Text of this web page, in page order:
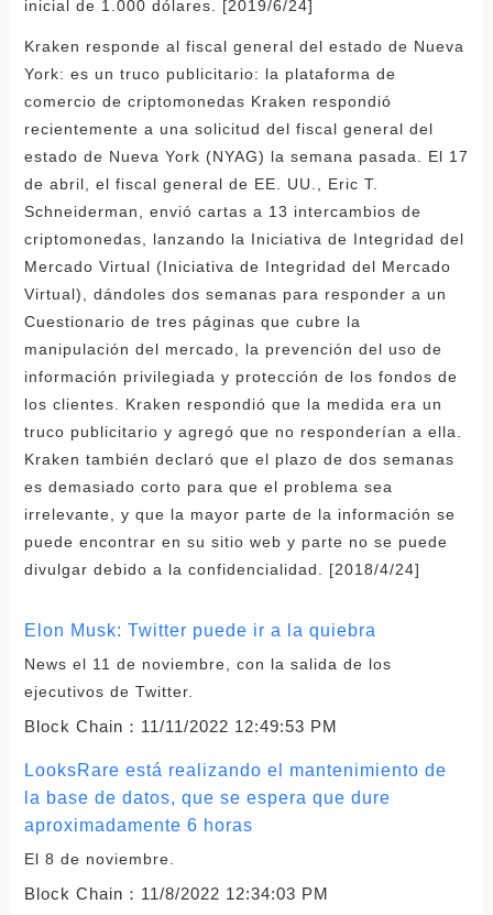
inicial de 1.000 dólares. [2019/6/24]
Kraken responde al fiscal general del estado de Nueva
York: es un truco publicitario: la plataforma de
comercio de criptomonedas Kraken respondió
recientemente a una solicitud del fiscal general del
estado de Nueva York (NYAG) la semana pasada. El 17
de abril, el fiscal general de EE. UU., Eric T.
Schneiderman, envió cartas a 13 intercambios de
criptomonedas, lanzando la Iniciativa de Integridad del
Mercado Virtual (Iniciativa de Integridad del Mercado
Virtual), dándoles dos semanas para responder a un
Cuestionario de tres páginas que cubre la
manipulación del mercado, la prevención del uso de
información privilegiada y protección de los fondos de
los clientes. Kraken respondió que la medida era un
truco publicitario y agregó que no responderían a ella.
Kraken también declaró que el plazo de dos semanas
es demasiado corto para que el problema sea
irrelevante, y que la mayor parte de la información se
puede encontrar en su sitio web y parte no se puede
divulgar debido a la confidencialidad. [2018/4/24]
Elon Musk: Twitter puede ir a la quiebra
News el 11 de noviembre, con la salida de los
ejecutivos de Twitter.
Block Chain： 11/11/2022 12:49:53 PM
LooksRare está realizando el mantenimiento de
la base de datos, que se espera que dure
aproximadamente 6 horas
El 8 de noviembre.
Block Chain： 11/8/2022 12:34:03 PM